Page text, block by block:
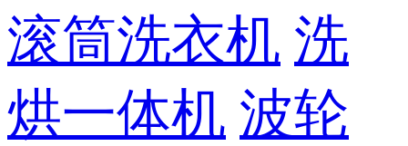
滚筒洗衣机 洗
烘一体机 波轮